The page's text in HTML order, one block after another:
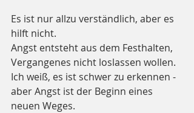
Es ist nur allzu verständlich, aber es
hilft nicht.
Angst entsteht aus dem Festhalten,
Vergangenes nicht loslassen wollen.
Ich weiß, es ist schwer zu erkennen -
aber Angst ist der Beginn eines
neuen Weges.